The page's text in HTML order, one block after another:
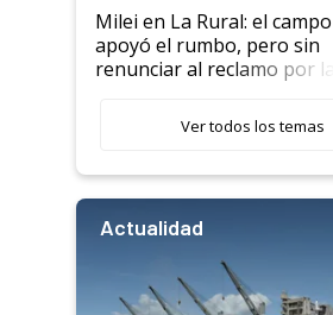
Milei en La Rural: el campo
apoyó el rumbo, pero sin
renunciar al reclamo por las
Ver todos los temas
Actualidad